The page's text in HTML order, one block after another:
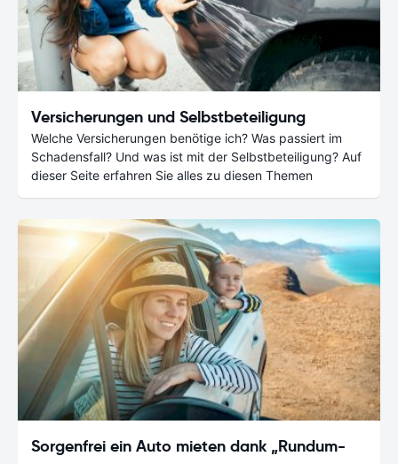
Versicherungen und Selbstbeteiligung
Welche Versicherungen benötige ich? Was passiert im
Schadensfall? Und was ist mit der Selbstbeteiligung? Auf
dieser Seite erfahren Sie alles zu diesen Themen
Sorgenfrei ein Auto mieten dank „Rundum-